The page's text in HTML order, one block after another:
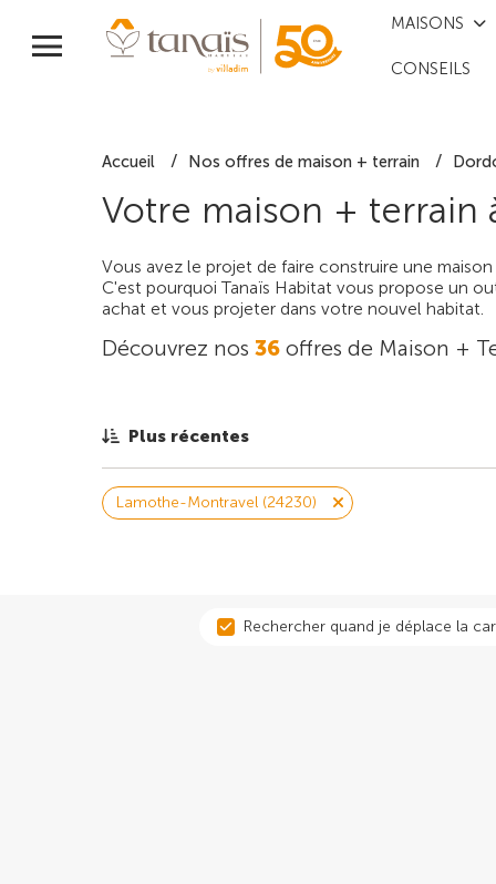
MAISONS
CONSEILS
Accueil Nos offres de maison + terrain
Votre maison + terrain
Vous avez le projet de faire construire une
C'est pourquoi Tanaïs Habitat vous propose un
achat et vous projeter dans votre nouvel habitat.
Découvrez nos 36 offres de Maison +
Plus récentes
Lamothe-Montravel (24230)
Rechercher quand je déplace la